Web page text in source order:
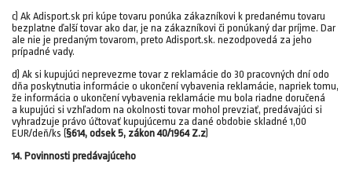
c) Ak Adisport.sk pri kúpe tovaru ponúka zákazníkovi k predanému tovaru
bezplatne ďalší tovar ako dar, je na zákazníkovi či ponúkaný dar príjme. Dar
ale nie je predaným tovarom, preto Adisport.sk. nezodpovedá za jeho
prípadné vady.
d) Ak si kupujúci neprevezme tovar z reklamácie do 30 pracovných dní odo
dňa poskytnutia informácie o ukončení vybavenia reklamácie, napriek tomu,
že informácia o ukončení vybavenia reklamácie mu bola riadne doručená
a kupujúci si vzhľadom na okolnosti tovar mohol prevziať, predávajúci si
vyhradzuje právo účtovať kupujúcemu za dané obdobie skladné 1,00
EUR/deň/ks (§614, odsek 5, zákon 40/1964 Z.z)
14. Povinnosti predávajúceho